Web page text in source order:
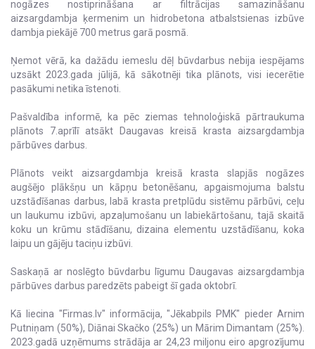
nogāzes nostiprināšana ar filtrācijas samazināšanu
aizsargdambja ķermenim un hidrobetona atbalstsienas izbūve
dambja piekājē 700 metrus garā posmā.
Ņemot vērā, ka dažādu iemeslu dēļ būvdarbus nebija iespējams
uzsākt 2023.gada jūlijā, kā sākotnēji tika plānots, visi iecerētie
pasākumi netika īstenoti.
Pašvaldība informē, ka pēc ziemas tehnoloģiskā pārtraukuma
plānots 7.aprīlī atsākt Daugavas kreisā krasta aizsargdambja
pārbūves darbus.
Plānots veikt aizsargdambja kreisā krasta slapjās nogāzes
augšējo plākšņu un kāpņu betonēšanu, apgaismojuma balstu
uzstādīšanas darbus, labā krasta pretplūdu sistēmu pārbūvi, ceļu
un laukumu izbūvi, apzaļumošanu un labiekārtošanu, tajā skaitā
koku un krūmu stādīšanu, dizaina elementu uzstādīšanu, koka
laipu un gājēju taciņu izbūvi.
Saskaņā ar noslēgto būvdarbu līgumu Daugavas aizsargdambja
pārbūves darbus paredzēts pabeigt šī gada oktobrī.
Kā liecina "Firmas.lv" informācija, "Jēkabpils PMK" pieder Arnim
Putniņam (50%), Diānai Skačko (25%) un Mārim Dimantam (25%).
2023.gadā uzņēmums strādāja ar 24,23 miljonu eiro apgrozījumu